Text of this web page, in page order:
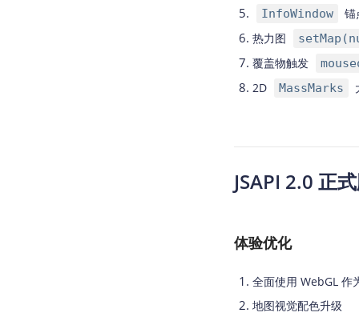
InfoWindow
锚
热力图
覆盖物触发
2D MassMarks
JSAPI 2.0 正
体验优化
全面使用 WebGL 作
地图视觉配色升级